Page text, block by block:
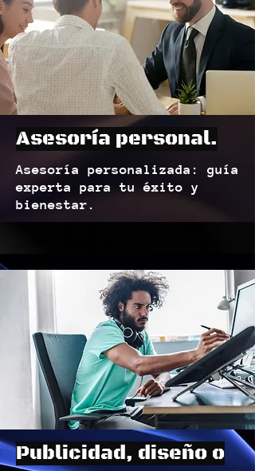
Asesoría personal.
Asesoría personalizada: guía
experta para tu éxito y
bienestar.
Publicidad, diseño o